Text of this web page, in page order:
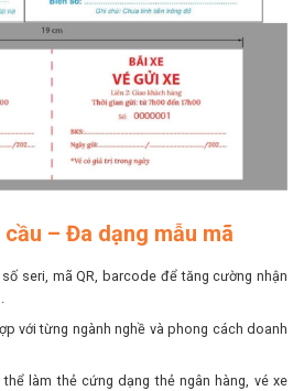
– Đa dạng mẫu mã
seri, mã QR, barcode để tăng cường nhận
với từng ngành nghề và phong cách doanh
làm thẻ cứng dạng thẻ ngân hàng, vé xe